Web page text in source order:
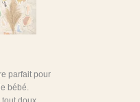
parfait pour
bébé.